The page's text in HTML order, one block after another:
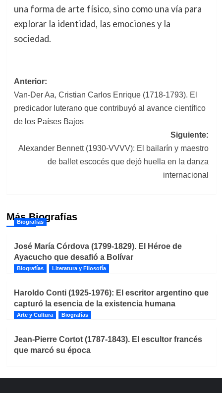
una forma de arte físico, sino como una vía para
explorar la identidad, las emociones y la
sociedad.
Navegación
de
entradas
Anterior:
Van-Der Aa, Cristian Carlos Enrique (1718-1793). El
predicador luterano que contribuyó al avance científico
de los Países Bajos
Siguiente:
Alexander Bennett (1930-VVVV): El bailarín y maestro
de ballet escocés que dejó huella en la danza
internacional
Más Biografías
Biografías
José María Córdova (1799-1829). El Héroe de
Ayacucho que desafió a Bolívar
Biografías Literatura y Filosofía
Haroldo Conti (1925-1976): El escritor argentino que
capturó la esencia de la existencia humana
Arte y Cultura Biografías
Jean-Pierre Cortot (1787-1843). El escultor francés
que marcó su época